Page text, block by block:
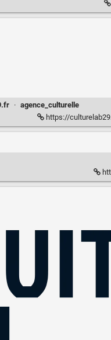
· agence_culturelle
https://